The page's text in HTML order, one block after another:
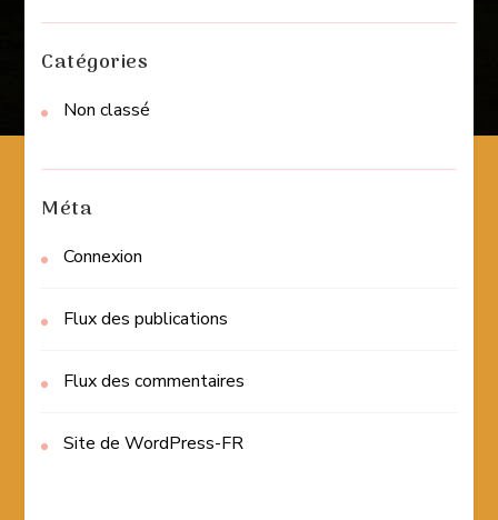
Catégories
Non classé
Méta
Connexion
Flux des publications
Flux des commentaires
Site de WordPress-FR